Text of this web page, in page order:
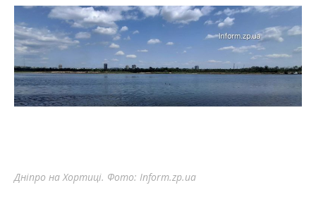
Дніпро на Хортиці. Фото: Inform.zp.ua